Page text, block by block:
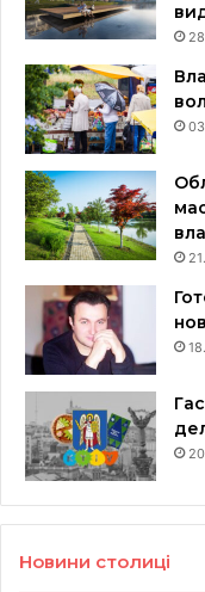
Новини столиці